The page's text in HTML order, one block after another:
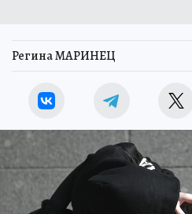
Регина МАРИНЕЦ